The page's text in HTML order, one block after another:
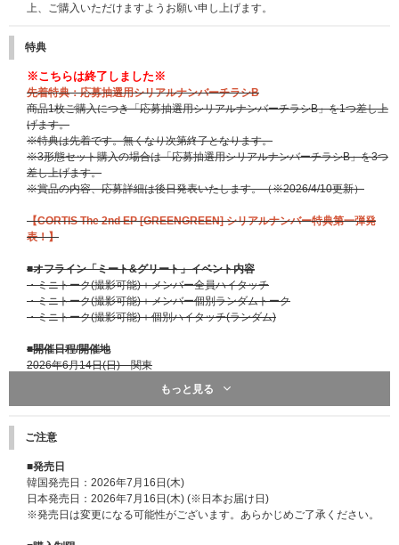
上、ご購入いただけますようお願い申し上げます。
特典
※こちらは終了しました※
先着特典：応募抽選用シリアルナンバーチラシB
商品1枚ご購入につき「応募抽選用シリアルナンバーチラシB」を1つ差し上
げます。
※特典は先着です。無くなり次第終了となります。
※3形態セット購入の場合は「応募抽選用シリアルナンバーチラシB」を3つ
差し上げます。
※賞品の内容、応募詳細は後日発表いたします。（※2026/4/10更新）
【CORTIS The 2nd EP [GREENGREEN] シリアルナンバー特典第一弾発
表！】
■オフライン「ミート&グリート」イベント内容
・ミニトーク(撮影可能)＋メンバー全員ハイタッチ
・ミニトーク(撮影可能)＋メンバー個別ランダムトーク
・ミニトーク(撮影可能)＋個別ハイタッチ(ランダム)
■開催日程/開催地
2026年6月14日(日) 関東
※開催日程は変更される場合がありますので、あらかじめご了承ください。
■オンライン｢ミート&グリート」イベント内容
・メンバー個別オンライントーク
抽選でランダム当選されたメンバーと約30秒間、個別でオンライントーク
をすることができます。
・メンバー全員リレー式オンライントーク
もっと見る
ご注意
■発売日
韓国発売日：2026年7月16日(木)
日本発売日：2026年7月16日(木) (※日本お届け日)
※発売日は変更になる可能性がございます。あらかじめご了承ください。